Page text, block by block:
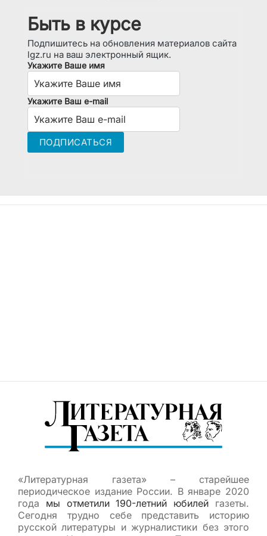
Быть в курсе
Подпишитесь на обновления материалов сайта
lgz.ru на ваш электронный ящик.
Укажите Ваше имя
Укажите Ваш e-mail
«Литературная газета» – старейшее
периодическое издание России. В январе 2020
года мы отметили 190-летний юбилей газеты.
Сегодня трудно себе представить историю
русской литературы и журналистики без этого